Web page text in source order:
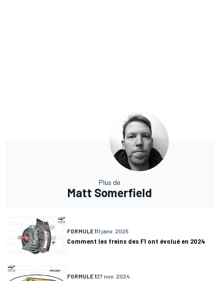
Plus de
Matt Somerfield
FORMULE 111 janv. 2025
Comment les freins des F1 ont évolué en 2024
FORMULE 127 nov. 2024